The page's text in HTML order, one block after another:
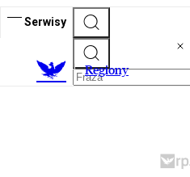
Serwisy
Regiony